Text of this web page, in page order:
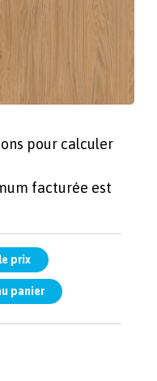
pour calculer
facturée est